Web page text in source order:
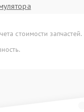
настройка
стоимости запчастей.